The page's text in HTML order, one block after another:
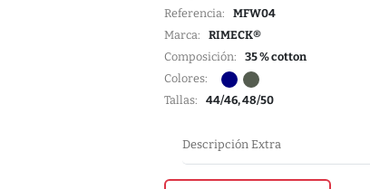
Referencia: MFW04
Marca: RIMECK®
Composición: 35 % cotton
Colores:
Tallas: 44/46, 48/50
Descripción Extra